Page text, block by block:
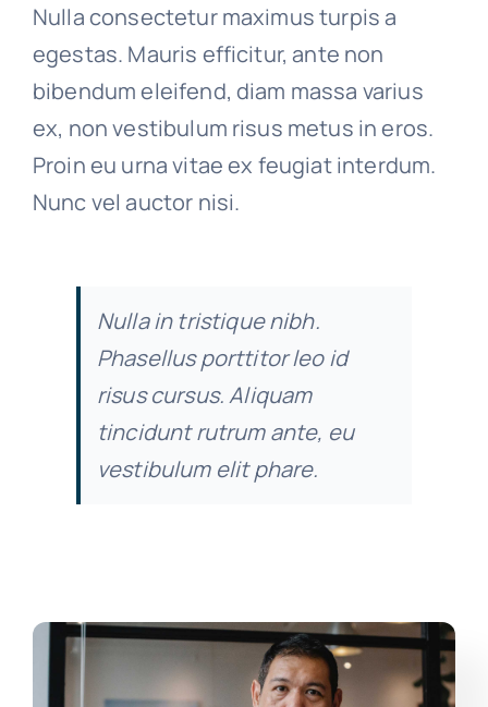
Nulla consectetur maximus turpis a
egestas. Mauris efficitur, ante non
bibendum eleifend, diam massa varius
ex, non vestibulum risus metus in eros.
Proin eu urna vitae ex feugiat interdum.
Nunc vel auctor nisi.
Nulla in tristique nibh.
Phasellus porttitor leo id
risus cursus. Aliquam
tincidunt rutrum ante, eu
vestibulum elit phare.